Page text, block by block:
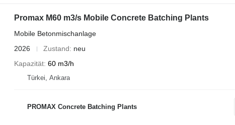
Promax M60 m3/s Mobile Concrete Batching Plants
Mobile Betonmischanlage
2026
Zustand
neu
Kapazität 60 m3/h
Türkei, Ankara
PROMAX Concrete Batching Plants